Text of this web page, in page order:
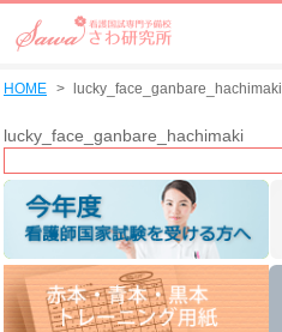
HOME lucky_face_ganbare_hachimaki
lucky_face_ganbare_hachimaki